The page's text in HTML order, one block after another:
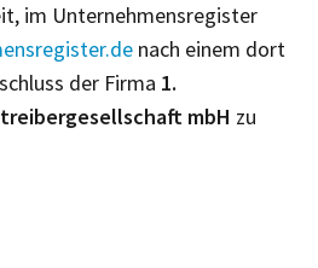
im Unternehmensregister
nach einem dort
der Firma 1.
mbH zu